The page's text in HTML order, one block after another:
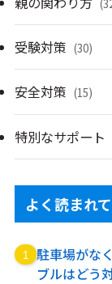
受験対策 (30)
安全対策 (15)
特別なサポート
よく読まれ
駐車場がな
ブルはどう